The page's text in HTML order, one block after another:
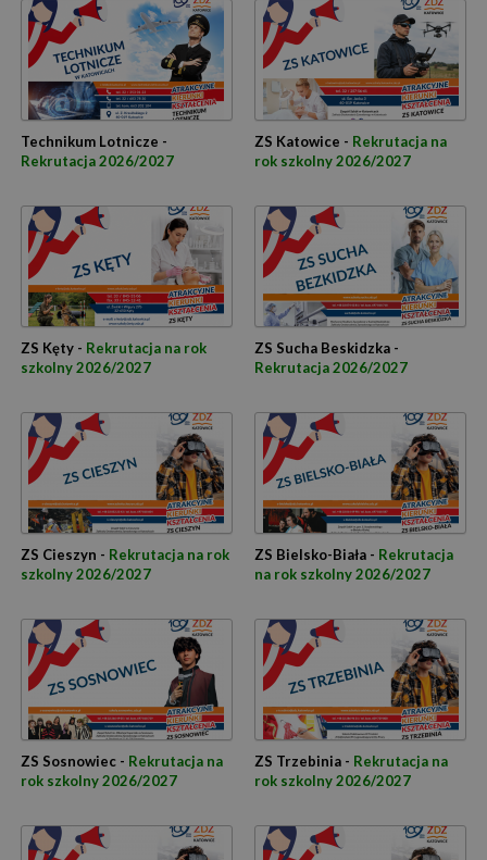
Technikum Lotnicze -
Rekrutacja 2026/2027
ZS Katowice - Rekrutacja na
rok szkolny 2026/2027
ZS Kęty - Rekrutacja na rok
szkolny 2026/2027
ZS Sucha Beskidzka -
Rekrutacja 2026/2027
ZS Cieszyn - Rekrutacja na rok
szkolny 2026/2027
ZS Bielsko-Biała - Rekrutacja
na rok szkolny 2026/2027
ZS Sosnowiec - Rekrutacja na
rok szkolny 2026/2027
ZS Trzebinia - Rekrutacja na
rok szkolny 2026/2027